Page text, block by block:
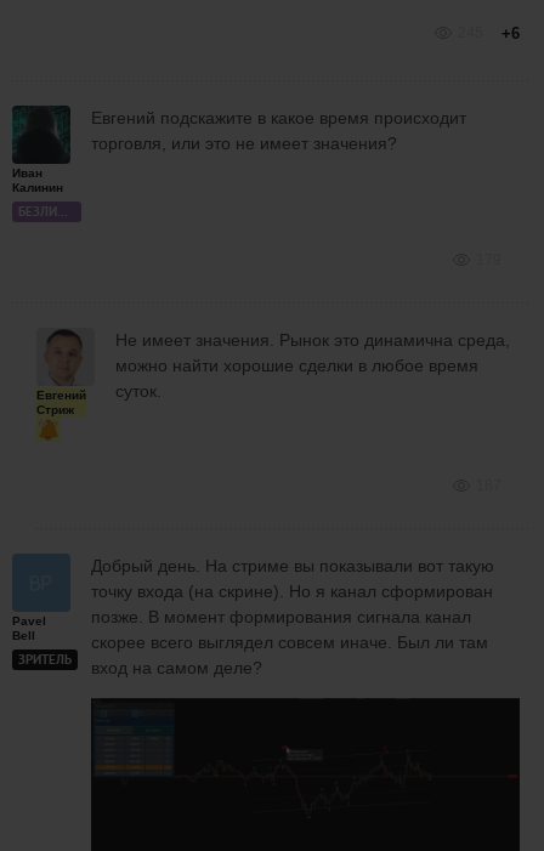
+6
Иван
Калинин
БЕЗЛИМИТ
Евгений подскажите в какое время происходит
торговля, или это не имеет значения?
Евгений
Стриж
Не имеет значения. Рынок это динамична среда,
можно найти хорошие сделки в любое время
суток.
Pavel
Bell
ЗРИТЕЛЬ
Добрый день. На стриме вы показывали вот такую
точку входа (на скрине). Но я канал сформирован
позже. В момент формирования сигнала канал
скорее всего выглядел совсем иначе. Был ли там
вход на самом деле?